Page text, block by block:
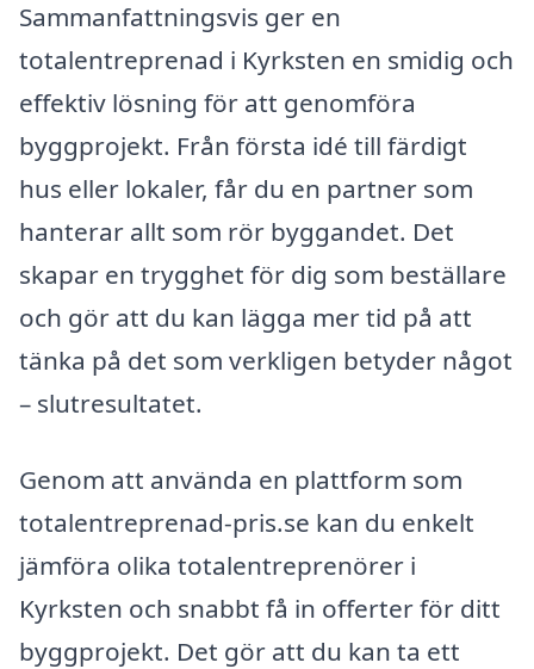
Sammanfattningsvis ger en
totalentreprenad i Kyrksten en smidig och
effektiv lösning för att genomföra
byggprojekt. Från första idé till färdigt
hus eller lokaler, får du en partner som
hanterar allt som rör byggandet. Det
skapar en trygghet för dig som beställare
och gör att du kan lägga mer tid på att
tänka på det som verkligen betyder något
– slutresultatet.
Genom att använda en plattform som
totalentreprenad-pris.se kan du enkelt
jämföra olika totalentreprenörer i
Kyrksten och snabbt få in offerter för ditt
byggprojekt. Det gör att du kan ta ett